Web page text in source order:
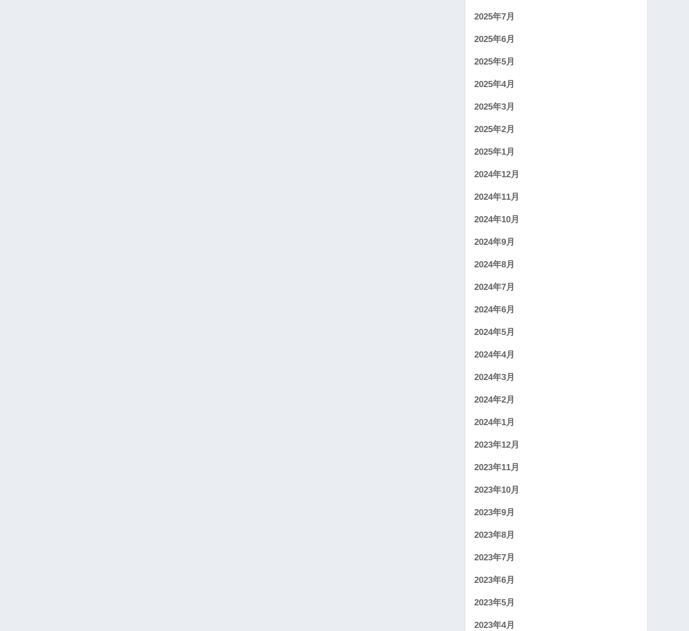
2025年7月
2025年6月
2025年5月
2025年4月
2025年3月
2025年2月
2025年1月
2024年12月
2024年11月
2024年10月
2024年9月
2024年8月
2024年7月
2024年6月
2024年5月
2024年4月
2024年3月
2024年2月
2024年1月
2023年12月
2023年11月
2023年10月
2023年9月
2023年8月
2023年7月
2023年6月
2023年5月
2023年4月